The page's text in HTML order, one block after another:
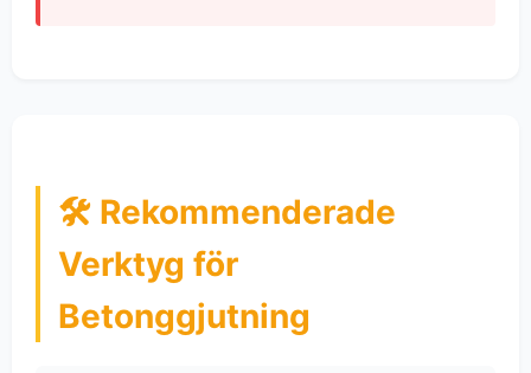
🛠 Rekommenderade
Verktyg för
Betonggjutning